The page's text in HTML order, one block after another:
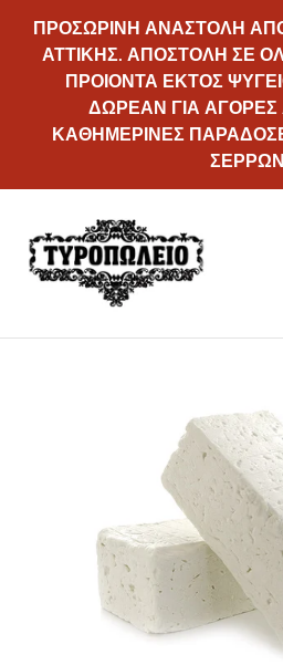
μετάβαση
περιεχόμενο
ΠΡΟΣΩΡΙΝΗ ΑΝΑΣΤΟΛΗ
ΑΤΤΙΚΗΣ. ΑΠΟΣΤΟΛΗ ΣΕ
ΠΡΟΙΟΝΤΑ ΕΚΤΟΣ
ΔΩΡΕΑΝ ΓΙΑ
ΚΑΘΗΜΕΡΙΝΕΣ
ΣΕΡΡΩΝ